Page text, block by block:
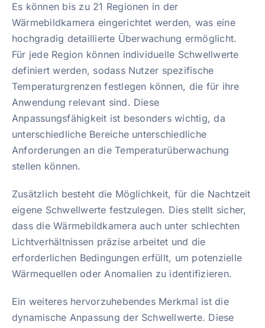
Es können bis zu 21 Regionen in der
Wärmebildkamera eingerichtet werden, was eine
hochgradig detaillierte Überwachung ermöglicht.
Für jede Region können individuelle Schwellwerte
definiert werden, sodass Nutzer spezifische
Temperaturgrenzen festlegen können, die für ihre
Anwendung relevant sind. Diese
Anpassungsfähigkeit ist besonders wichtig, da
unterschiedliche Bereiche unterschiedliche
Anforderungen an die Temperaturüberwachung
stellen können.
Zusätzlich besteht die Möglichkeit, für die Nachtzeit
eigene Schwellwerte festzulegen. Dies stellt sicher,
dass die Wärmebildkamera auch unter schlechten
Lichtverhältnissen präzise arbeitet und die
erforderlichen Bedingungen erfüllt, um potenzielle
Wärmequellen oder Anomalien zu identifizieren.
Ein weiteres hervorzuhebendes Merkmal ist die
dynamische Anpassung der Schwellwerte. Diese